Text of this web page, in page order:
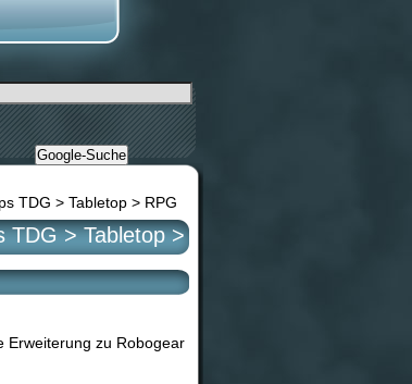
TDG > Tabletop > RPG
TDG > Tabletop >
Erweiterung zu Robogear
Google-Suche